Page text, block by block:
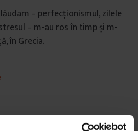
– perfecționismul, zilele
– m-au ros în timp și m-
în Grecia.